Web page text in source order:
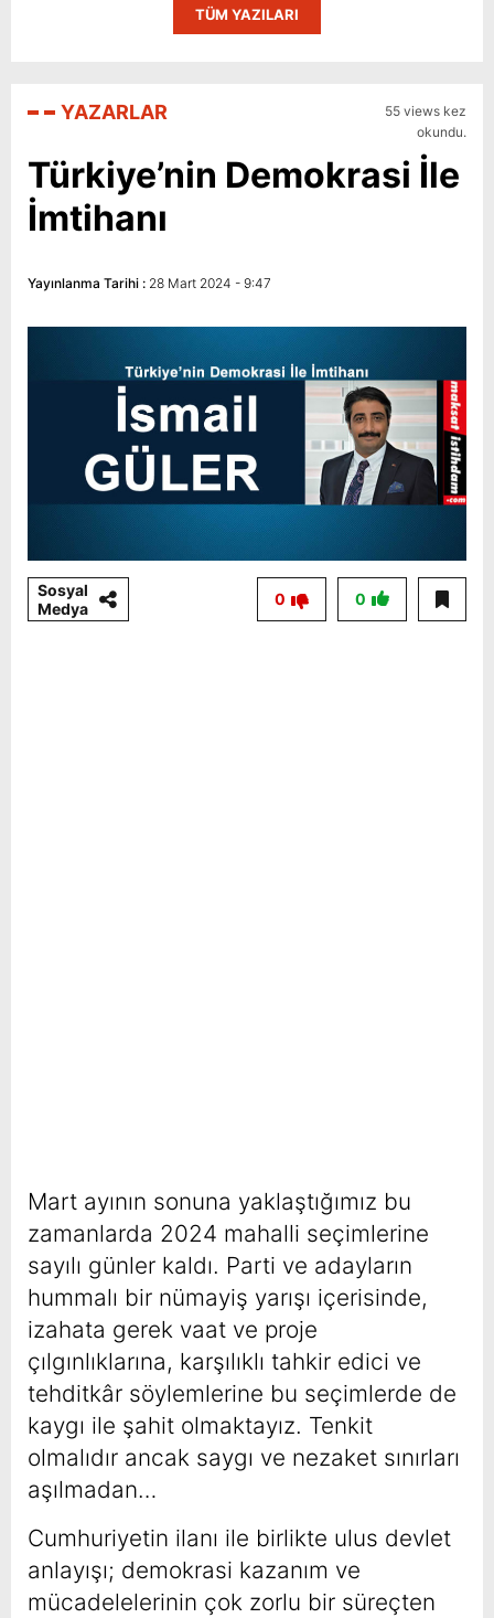
TÜM YAZILARI
YAZARLAR
55 views kez
okundu.
Türkiye’nin Demokrasi İle
İmtihanı
Yayınlanma Tarihi : 28 Mart 2024 - 9:47
Sosyal
Medya
0
0
Mart ayının sonuna yaklaştığımız bu
zamanlarda 2024 mahalli seçimlerine
sayılı günler kaldı. Parti ve adayların
hummalı bir nümayiş yarışı içerisinde,
izahata gerek vaat ve proje
çılgınlıklarına, karşılıklı tahkir edici ve
tehditkâr söylemlerine bu seçimlerde de
kaygı ile şahit olmaktayız. Tenkit
olmalıdır ancak saygı ve nezaket sınırları
aşılmadan…
Cumhuriyetin ilanı ile birlikte ulus devlet
anlayışı; demokrasi kazanım ve
mücadelelerinin çok zorlu bir süreçten